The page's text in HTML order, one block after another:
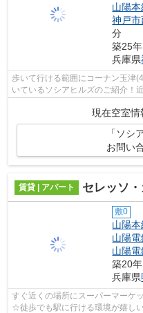
山陽本
神戸
分
築25年
兵庫県
歩いて行ける範囲にコーナン玉津
いているソシアヒルズのご紹介！
現在空室情
「ソシ
お問い
賃貸 | アパート セレッソ
敷0
山陽本
山陽
山陽
築20年
兵庫県
すぐ近くの場所にスーパーマーケ
☆徒歩でも駅に行ける環境が嬉し